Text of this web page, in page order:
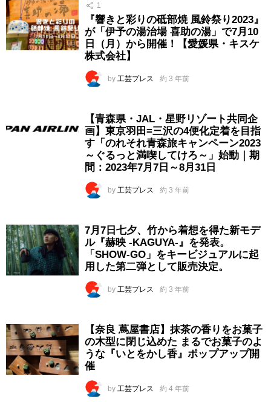
1
『響きと彩りの砥部焼 風鈴祭り2023』
が「伊予の湯治場 喜助の湯」で7月10
日（月）から開催！【愛媛県・キスケ
株式会社】
by 工芸プレス 約 3 年前
【青森県・JAL・星野リゾート共同企
画】東京羽田=三沢の4便化定着を目指
す「のれそれ青森旅キャンペーン2023
～ぐるっと満喫してけろ～」始動｜期
間：2023年7月7日～8月31日
by 工芸プレス 約 3 年前
7月7日七夕、竹から着想を得た新モデ
ル『赫映 -KAGUYA-』を発表。
「SHOW-GO」をキービジュアルに起
用した第二弾として販売決定。
by 工芸プレス 約 3 年前
【奈良 蔦屋書店】抹茶の香りをお菓子
の木型に閉じ込めた まるでお菓子のよ
うな『いとをかし香』ポップアップ開
催
by 工芸プレス 約 4 年前